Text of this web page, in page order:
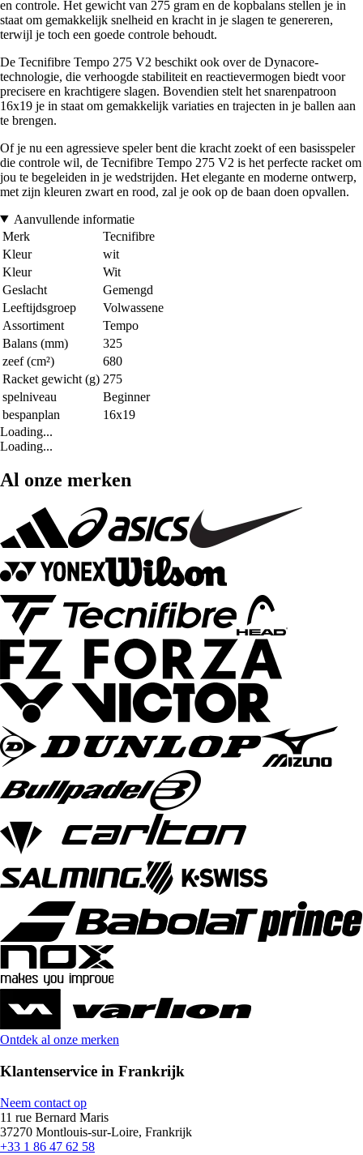
en controle. Het gewicht van 275 gram en de kopbalans stellen je in
staat om gemakkelijk snelheid en kracht in je slagen te genereren,
terwijl je toch een goede controle behoudt.
De Tecnifibre Tempo 275 V2 beschikt ook over de Dynacore-
technologie, die verhoogde stabiliteit en reactievermogen biedt voor
precisere en krachtigere slagen. Bovendien stelt het snarenpatroon
16x19 je in staat om gemakkelijk variaties en trajecten in je ballen aan
te brengen.
Of je nu een agressieve speler bent die kracht zoekt of een basisspeler
die controle wil, de Tecnifibre Tempo 275 V2 is het perfecte racket om
jou te begeleiden in je wedstrijden. Het elegante en moderne ontwerp,
met zijn kleuren zwart en rood, zal je ook op de baan doen opvallen.
Aanvullende informatie
Merk
Tecnifibre
Kleur
wit
Kleur
Wit
Geslacht
Gemengd
Leeftijdsgroep
Volwassene
Assortiment
Tempo
Balans (mm)
325
zeef (cm²)
680
Racket gewicht (g) 275
spelniveau
Beginner
bespanplan
16x19
Loading...
Loading...
Al onze merken
Ontdek al onze merken
Klantenservice in Frankrijk
Neem contact op
11 rue Bernard Maris
37270 Montlouis-sur-Loire, Frankrijk
+33 1 86 47 62 58